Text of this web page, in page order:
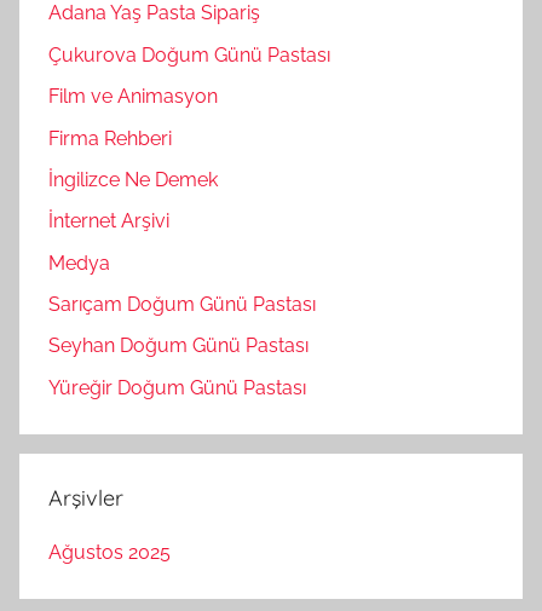
Adana Yaş Pasta Sipariş
Çukurova Doğum Günü Pastası
Film ve Animasyon
Firma Rehberi
İngilizce Ne Demek
İnternet Arşivi
Medya
Sarıçam Doğum Günü Pastası
Seyhan Doğum Günü Pastası
Yüreğir Doğum Günü Pastası
Arşivler
Ağustos 2025